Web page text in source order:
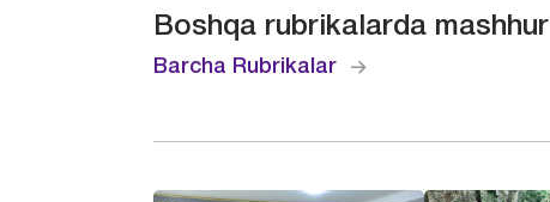
Boshqa rubrikalarda mashhur
Barcha Rubrikalar